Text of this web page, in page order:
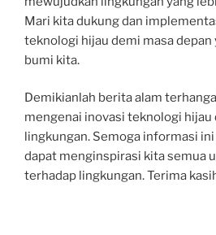
Mari kita dukung dan
teknologi hijau demi masa depan
bumi kita.
Demikianlah berita alam
mengenai inovasi teknologi hijau
lingkungan. Semoga informasi
dapat menginspirasi kita semua
terhadap lingkungan. Terima